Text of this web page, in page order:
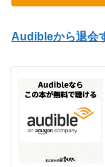
Audibleから退会